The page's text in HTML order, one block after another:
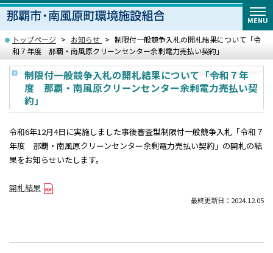
MENU
トップページ お知らせ
制限付一般競争入札の開札結果について「令
和７年度 那覇・南風原クリーンセンター余剰電力売払い契約」
制限付一般競争入札の開札結果について「令和７年
度 那覇・南風原クリーンセンター余剰電力売払い契
約」
令和6年12月4日に実施しました事後審査型制限付一般競争入札「令和７
年度 那覇・南風原クリーンセンター余剰電力売払い契約」の開札の結
果をお知らせいたします。
開札結果
最終更新日：2024.12.05